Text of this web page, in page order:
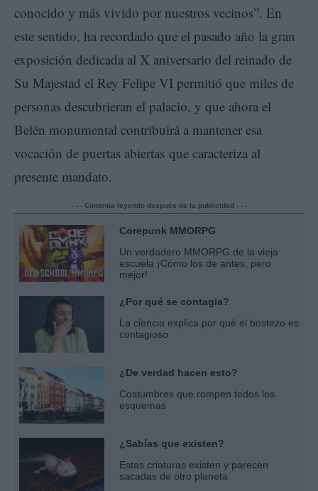
conocido y más vivido por nuestros vecinos”. En
este sentido, ha recordado que el pasado año la gran
exposición dedicada al X aniversario del reinado de
Su Majestad el Rey Felipe VI permitió que miles de
personas descubrieran el palacio, y que ahora el
Belén monumental contribuirá a mantener esa
vocación de puertas abiertas que caracteriza al
presente mandato.
- - - Continúa leyendo después de la publicidad - - -
Corepunk MMORPG
Un verdadero MMORPG de la vieja
escuela ¡Cómo los de antes, pero
mejor!
¿Por qué se contagia?
La ciencia explica por qué el bostezo es
contagioso
¿De verdad hacen esto?
Costumbres que rompen todos los
esquemas
¿Sabías que existen?
Estas criaturas existen y parecen
sacadas de otro planeta